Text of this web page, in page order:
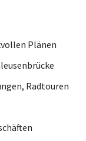
Plänen
Radtouren